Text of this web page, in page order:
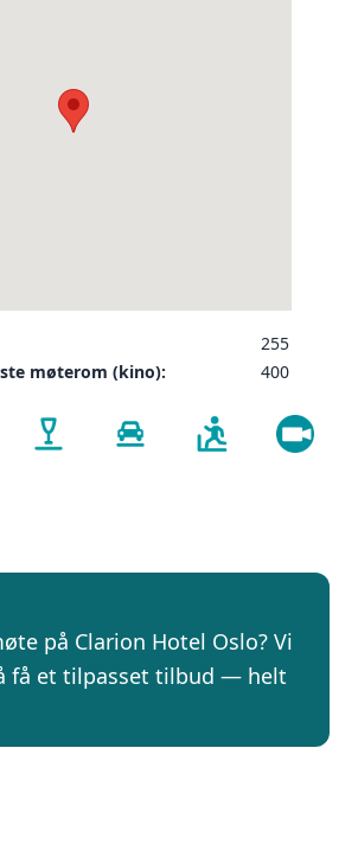
255
møterom (kino):
400
på Clarion Hotel Oslo? Vi
få et tilpasset tilbud — helt